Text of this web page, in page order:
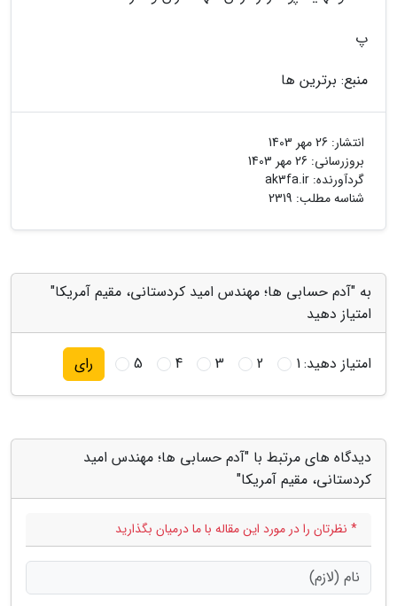
پ
منبع: برترین ها
انتشار: 26 مهر 1403
بروزرسانی: 26 مهر 1403
گردآورنده: ak3fa.ir
شناسه مطلب: 2319
به "آدم حسابی ها؛ مهندس امید کردستانی، مقیم آمریکا"
امتیاز دهید
امتیاز دهید:1
2
3
4
5 رای
دیدگاه های مرتبط با "آدم حسابی ها؛ مهندس امید
کردستانی، مقیم آمریکا"
* نظرتان را در مورد این مقاله با ما درمیان بگذارید